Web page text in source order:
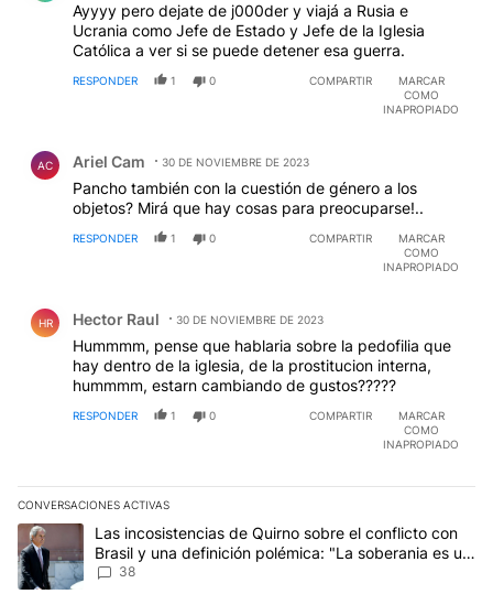
Ayyyy pero dejate de j000der y viajá a Rusia e
Ucrania como Jefe de Estado y Jefe de la Iglesia
Católica a ver si se puede detener esa guerra.
RESPONDER 1 0 COMPARTIR
MARCAR
COMO
INAPROPIADO
AC Ariel Cam 30 DE NOVIEMBRE DE 2023
Pancho también con la cuestión de género a los
objetos? Mirá que hay cosas para preocuparse!..
RESPONDER 1 0 COMPARTIR
MARCAR
COMO
INAPROPIADO
HR Hector Raul 30 DE NOVIEMBRE DE 2023
Hummmm, pense que hablaria sobre la pedofilia que
hay dentro de la iglesia, de la prostitucion interna,
hummmm, estarn cambiando de gustos?????
RESPONDER 1 0 COMPARTIR
MARCAR
COMO
INAPROPIADO
CONVERSACIONES ACTIVAS
Este listado muestra los artículos con más comentarios en los
Un artículo de tendencia con el título "Las incosistencias de
Las incosistencias de Quirno sobre el conflicto con
Brasil y una definición polémica: "La soberania es un
concepto antiguo"
38